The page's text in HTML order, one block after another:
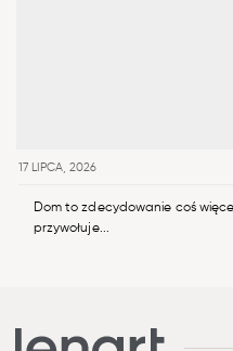
17 LIPCA, 2026
Dom to zdecydowanie coś
przywołuje...